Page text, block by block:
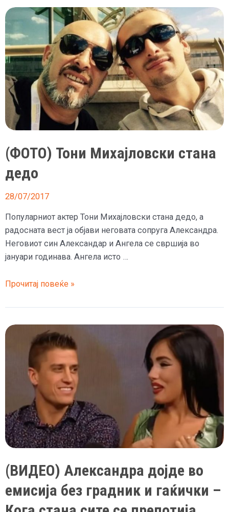
го
доби
дресот
на
Роналдо
(ФОТО) Тони Михајловски стана
дедо
28/07/2017
Популарниот актер Тони Михајловски стана дедо, а
радосната вест ја објави неговата сопруга Александра.
Неговиот син Александар и Ангела се свршија во
јануари годинава. Ангела исто …
(ФОТО)
Михајловски
стана
дедо
Прочитај повеќе »
(ВИДЕО) Александра дојде во
емисија без градник и гаќички –